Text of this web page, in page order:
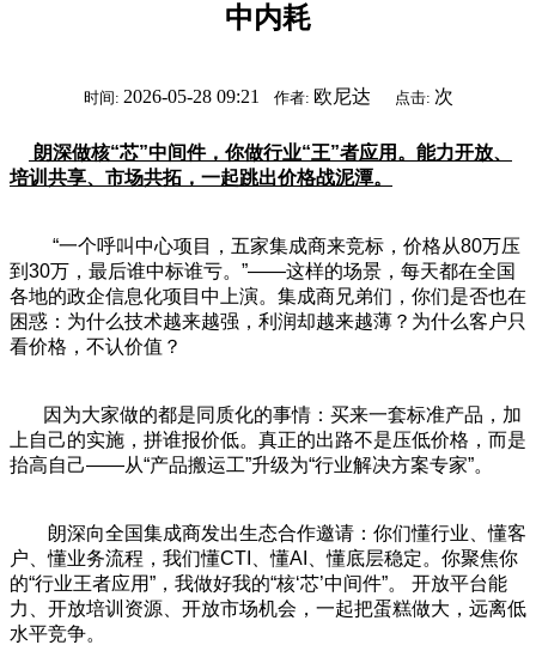
中内耗
时间: 2026-05-28 09:21 作者: 欧尼达 点击: 次
朗深做核“芯”中间件，你做行业“王”者应用。能力开放、
培训共享、市场共拓，一起跳出价格战泥潭。
“一个呼叫中心项目，五家集成商来竞标，价格从80万压
到30万，最后谁中标谁亏。”——这样的场景，每天都在全国
各地的政企信息化项目中上演。集成商兄弟们，你们是否也在
困惑：为什么技术越来越强，利润却越来越薄？为什么客户只
看价格，不认价值？
因为大家做的都是同质化的事情：买来一套标准产品，加
上自己的实施，拼谁报价低。真正的出路不是压低价格，而是
抬高自己——从“产品搬运工”升级为“行业解决方案专家”。
朗深向全国集成商发出生态合作邀请：你们懂行业、懂客
户、懂业务流程，我们懂CTI、懂AI、懂底层稳定。你聚焦你
的“行业王者应用”，我做好我的“核‘芯’中间件”。 开放平台能
力、开放培训资源、开放市场机会，一起把蛋糕做大，远离低
水平竞争。